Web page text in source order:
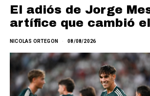
El adiós de Jorge
artífice que cambió
NICOLAS ORTEGON 08/08/2026